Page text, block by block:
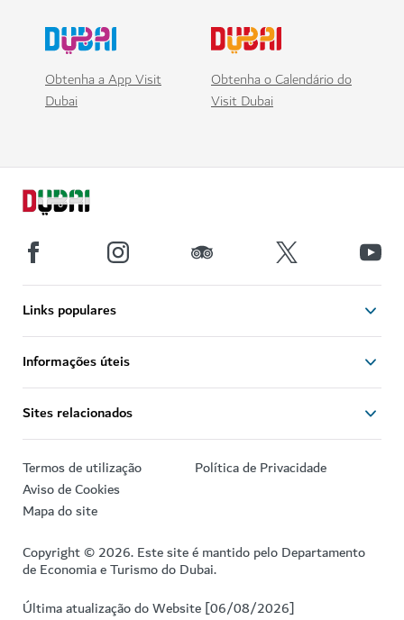
Obtenha a App Visit
Dubai
Obtenha o Calendário do
Visit Dubai
Links populares
Informações úteis
Sites relacionados
Termos de utilização
Política de Privacidade
Aviso de Cookies
Mapa do site
Copyright © 2026. Este site é mantido pelo Departamento
de Economia e Turismo do Dubai.
Última atualização do Website [06/08/2026]